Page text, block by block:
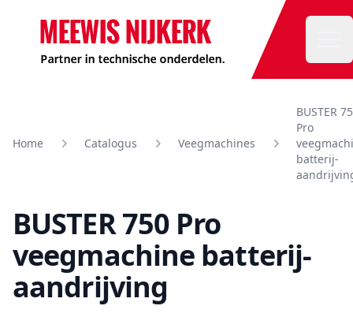
Home Catalogus Veegmachines
BUSTER
Pro
batterij-
BUSTER 750 Pro
veegmachine batterij-
aandrijving